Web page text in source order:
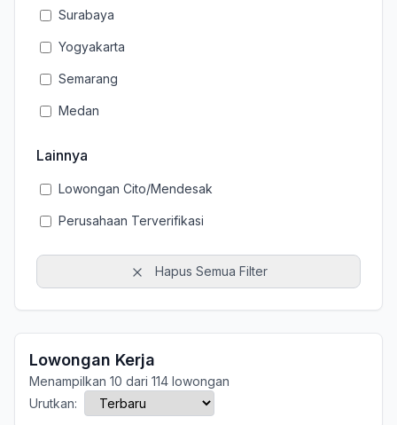
Surabaya
Yogyakarta
Semarang
Medan
Lainnya
Lowongan Cito/Mendesak
Perusahaan Terverifikasi
Hapus Semua Filter
Lowongan Kerja
Menampilkan 10 dari 114 lowongan
Urutkan: